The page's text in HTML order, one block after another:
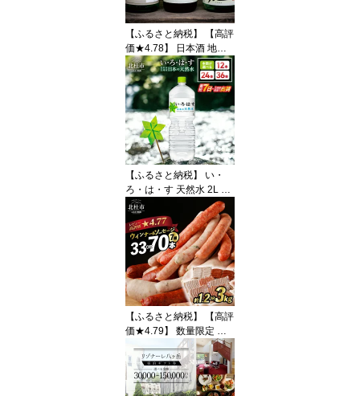
気 北杜市 送料無料 1000
0円 以内 h028
【ふるさと納税】 【高評
価★4.78】 日本酒 地酒
飲み比べ 720ml×3本セッ
ト 最短3日 七賢 甘酸辛苦
渋 谷桜 純米酒 北の杜 男
山 辛口造り 酒 セット ギ
フト 贈り物 贈答 山梨県
北杜市 母の日 父の日 ふ
るさと納税 ランキング
送料無料 10000
【ふるさと納税】 い・
ろ・は・す 天然水 2L 選
べる 本数 12本〜36本 北
杜市白州産 水 飲料 飲料
水 ミネラルウォーター
コカ・コーラ いろはす
ペットボトル 防災 キャ
ンプ 山梨県 北杜市 送料
無料 10000円 15000円
以内
【ふるさと納税】 【高評
価★4.79】 数量限定 ウ
インナー ソーセージ 詰
合せ セット 選べる 発送
月 容量 33本 70本 1.2kg
3kg 7種類 食べ比べ 人気